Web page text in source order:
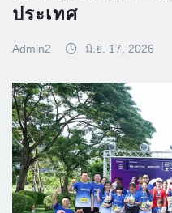
ประเทศ
Admin2 มิ.ย. 17, 2026